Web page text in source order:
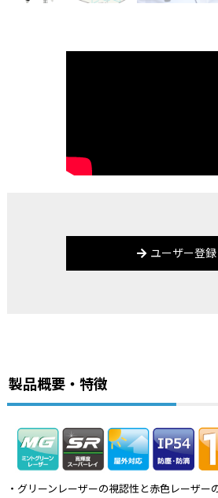
ユーザー登録
製品概要・特徴
・グリーンレーザーの視認性と赤色レーザー